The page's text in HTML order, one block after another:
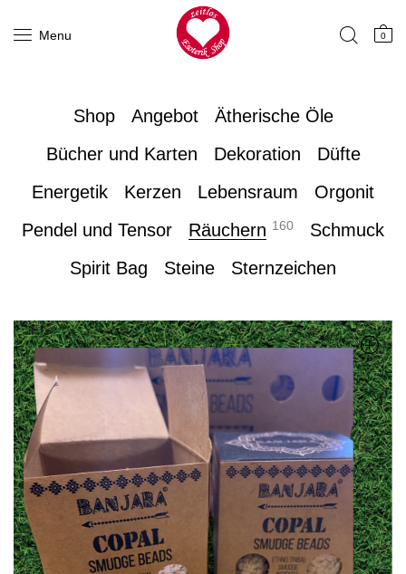
Menu 0
Shop Angebot
Ätherische Öle
Bücher und Karten
Dekoration
Düfte
Energetik
Kerzen Lebensraum
Orgonit
Pendel und Tensor
Räuchern 160
Schmuck
Spirit Bag
Steine Sternzeichen